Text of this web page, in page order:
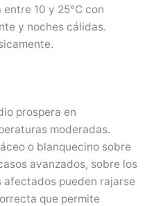
10 y 25°C con
y noches cálidas.
prospera en
moderadas.
o blanquecino sobre
avanzados, sobre los
afectados pueden rajarse
que permite